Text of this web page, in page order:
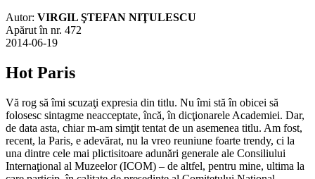
Autor: VIRGIL ŞTEFAN NIŢULESCU
Apărut în nr. 472
2014-06-19
Hot Paris
Vă rog să îmi scuzaţi expresia din titlu. Nu îmi stă în obicei să
folosesc sintagme neacceptate, încă, în dicţionarele Academiei. Dar,
de data asta, chiar m-am simţit tentat de un asemenea titlu. Am fost,
recent, la Paris, e adevărat, nu la vreo reuniune foarte trendy, ci la
una dintre cele mai plictisitoare adunări generale ale Consiliului
Internaţional al Muzeelor (ICOM) – de altfel, pentru mine, ultima la